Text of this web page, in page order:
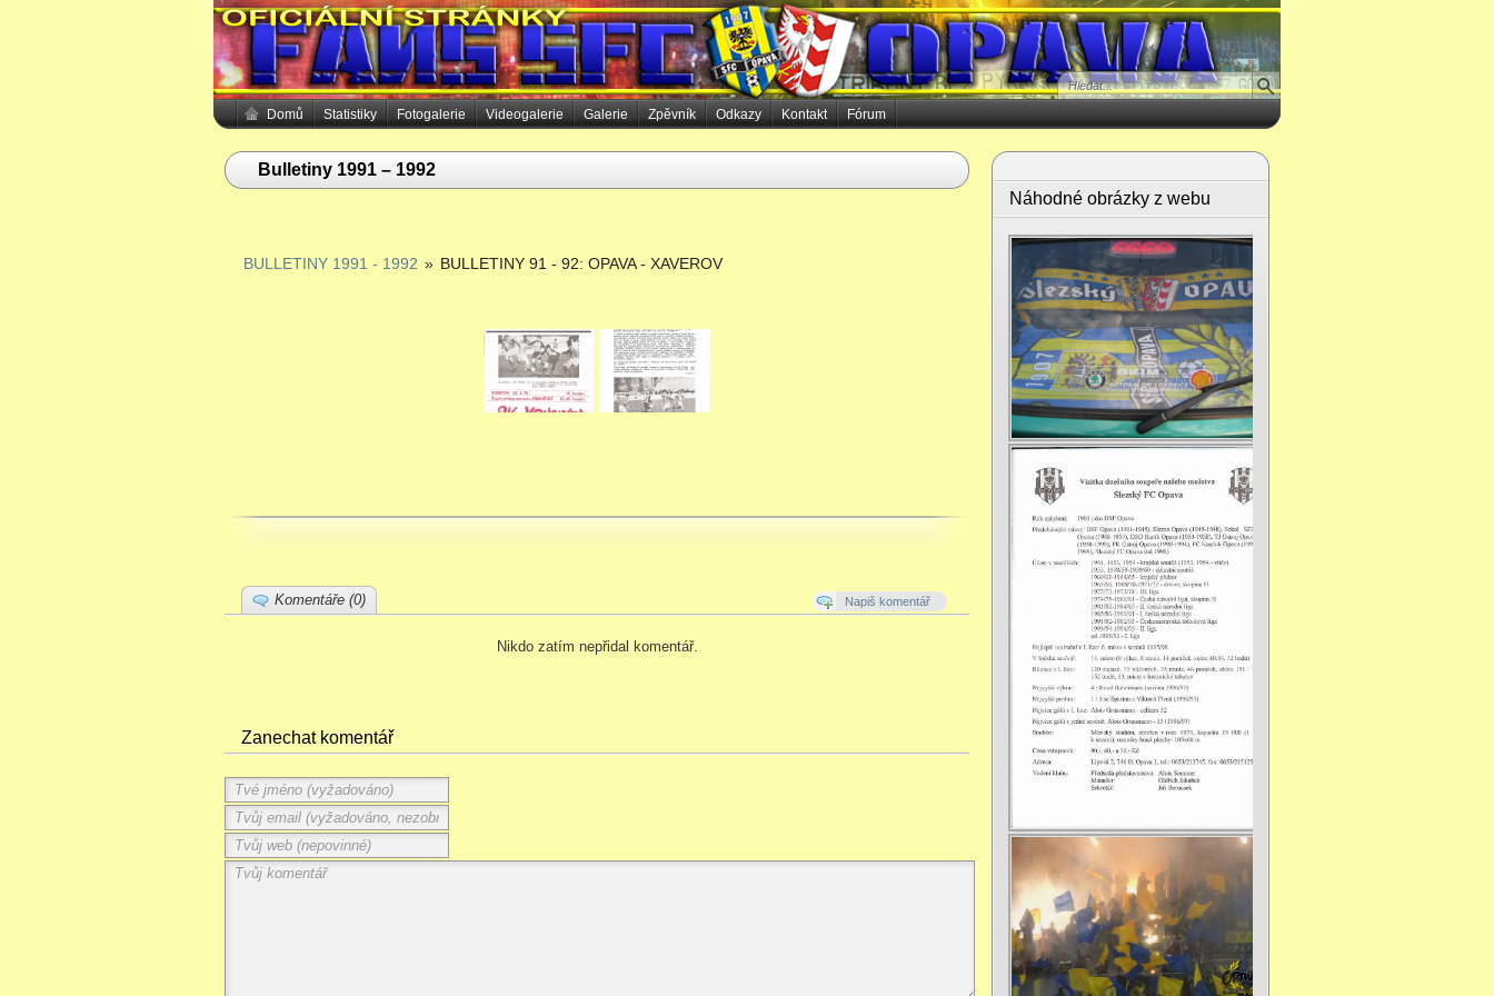
Domů Statistiky Fotogalerie Videogalerie Galerie Zpěvník Odkazy Kontakt Fórum
Náhodné obrázky z webu
Bulletiny 1991 – 1992
BULLETINY 1991 - 1992 » BULLETINY 91 - 92: OPAVA - XAVEROV
Komentáře (0) Napiš komentář
Nikdo zatím nepřidal komentář.
Zanechat komentář